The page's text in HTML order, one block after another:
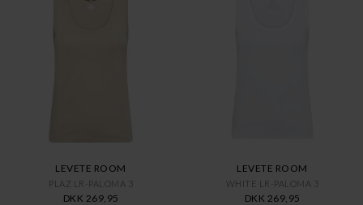
LEVETE ROOM
PLAZ LR-PALOMA 3
DKK 269,95
LEVETE ROOM
WHITE LR-PALOMA 3
DKK 269,95